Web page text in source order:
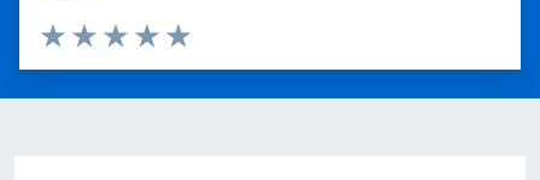
Valuta 5 stelle su 5
Valuta 4 stelle su 5
Valuta 3 stelle su 5
Valuta 2 stelle su 5
Valuta 1 stelle su 5